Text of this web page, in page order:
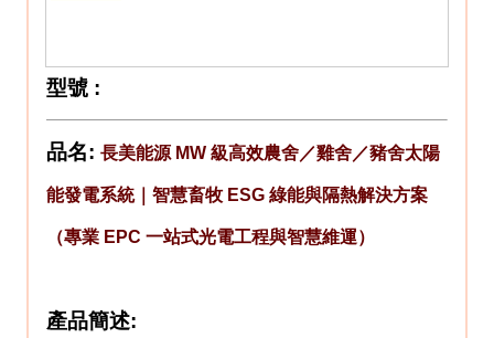
型號 :
品名:長美能源 MW 級高效農舍／雞舍／豬舍太陽
能發電系統｜智慧畜牧 ESG 綠能與隔熱解決方案
（專業 EPC 一站式光電工程與智慧維運）
產品簡述: